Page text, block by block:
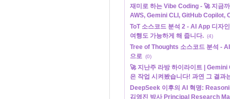
재미로 하는 Vibe Coding - 🚀 지금
AWS, Gemini CLI, GitHub Copilot,
ToT 소스코드 분석 2 - AI App 디자
여행도 가능하게 해 줍니다. (4)
Tree of Thoughts 소스코드 분석 -
으로 (0)
🚀 지난주 라방 하이라이트 |
은 작업 시켜봤습니다! 과연 그 결과
DeepSeek 이후의 AI 혁명:
김영진 박사 Principal Research